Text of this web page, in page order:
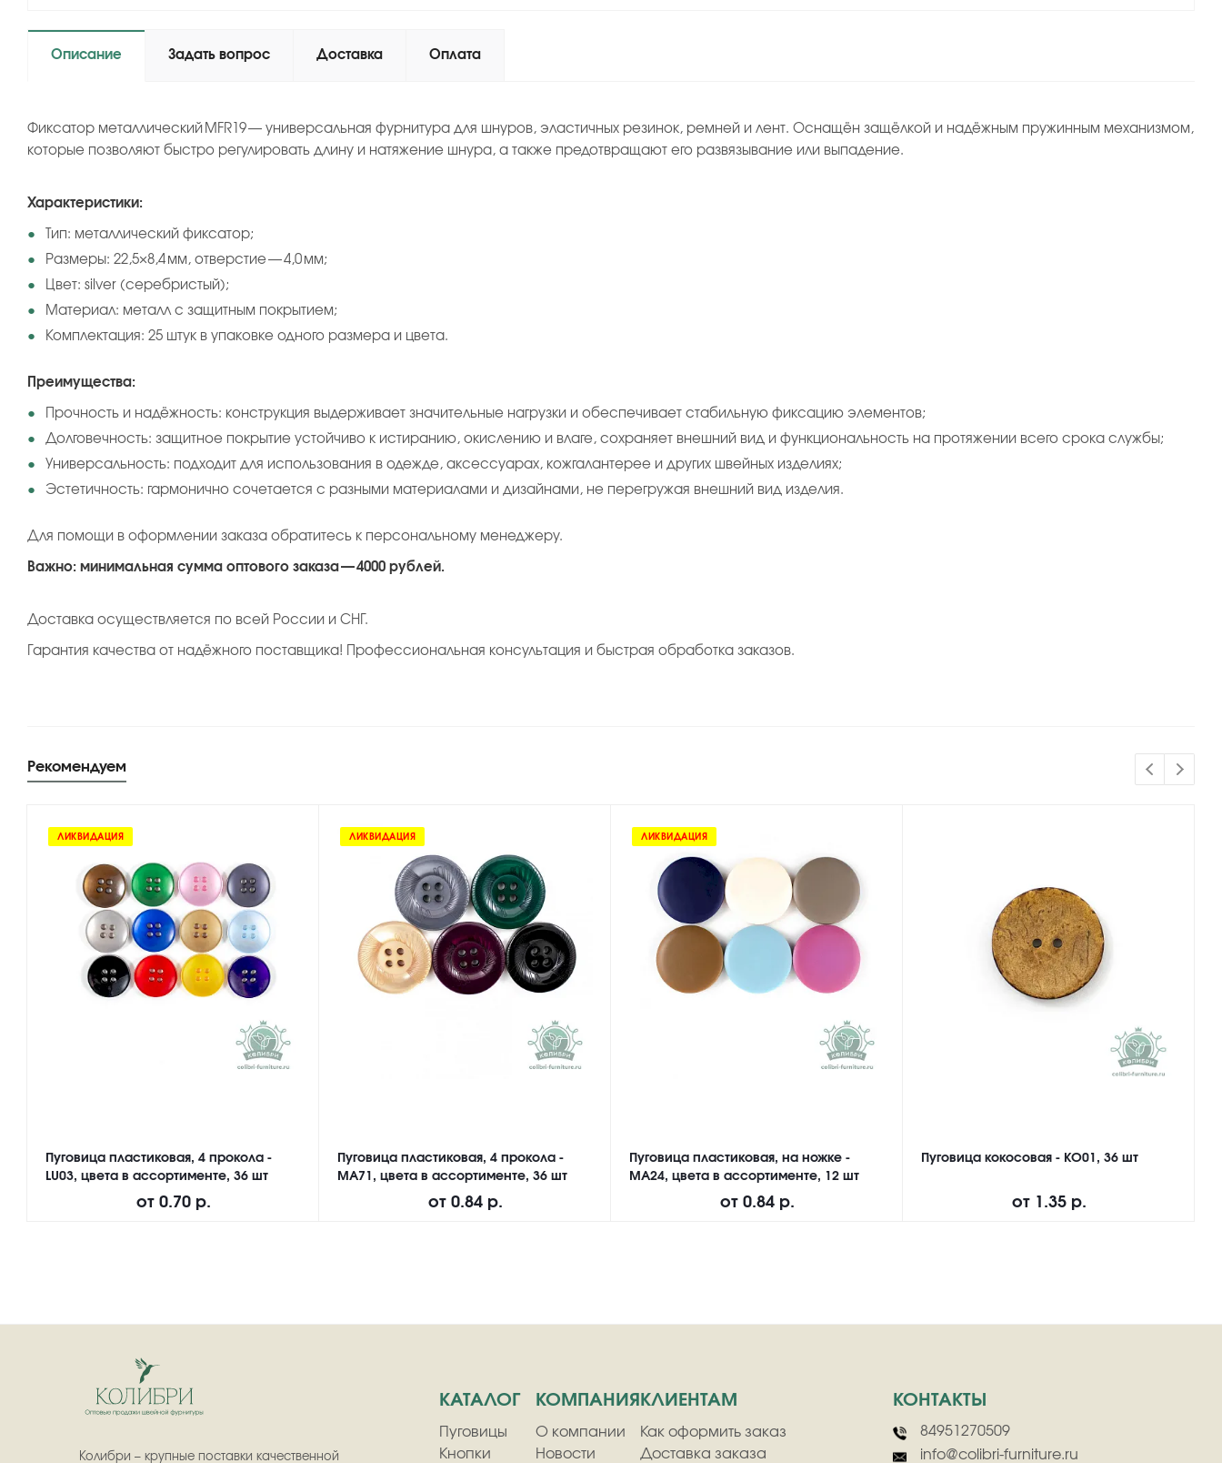
Описание Задать вопрос Доставка Оплата
Фиксатор металлический MFR19 — универсальная фурнитура для шнуров, эластичных резинок, ремней и лент. Оснащён защёлкой и надёжным пружинным механизмом,
которые позволяют быстро регулировать длину и натяжение шнура, а также предотвращают его развязывание или выпадение.
Характеристики:
Тип: металлический фиксатор;
Размеры: 22,5×8,4 мм, отверстие — 4,0 мм;
Цвет: silver (серебристый);
Материал: металл с защитным покрытием;
Комплектация: 25 штук в упаковке одного размера и цвета.
Преимущества:
Прочность и надёжность: конструкция выдерживает значительные нагрузки и обеспечивает стабильную фиксацию элементов;
Долговечность: защитное покрытие устойчиво к истиранию, окислению и влаге, сохраняет внешний вид и функциональность на протяжении всего срока службы;
Универсальность: подходит для использования в одежде, аксессуарах, кожгалантерее и других швейных изделиях;
Эстетичность: гармонично сочетается с разными материалами и дизайнами, не перегружая внешний вид изделия.
Для помощи в оформлении заказа обратитесь к персональному менеджеру.
Важно: минимальная сумма оптового заказа — 4000 рублей.
Доставка осуществляется по всей России и СНГ.
Гарантия качества от надёжного поставщика! Профессиональная консультация и быстрая обработка заказов.
Рекомендуем
ЛИКВИДАЦИЯ
Пуговица пластиковая, 4 прокола -
LU03, цвета в ассортименте, 36 шт
от 0.70 р.
ЛИКВИДАЦИЯ
Пуговица пластиковая, 4 прокола -
MA71, цвета в ассортименте, 36 шт
от 0.84 р.
ЛИКВИДАЦИЯ
Пуговица пластиковая, на ножке -
MA24, цвета в ассортименте, 12 шт
от 0.84 р.
Пуговица кокосовая - KO01, 36 шт
от 1.35 р.
Колибри – крупные поставки качественной
КАТАЛОГ
Пуговицы
Кнопки
КОМПАНИЯ
О компании
Новости
КЛИЕНТАМ
Как оформить заказ
Доставка заказа
КОНТАКТЫ
84951270509
info@colibri-furniture.ru